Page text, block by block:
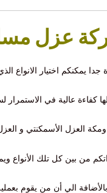
عزل
جدا يمكنكم اختيار الانواع
كفاءة عالية في الاستمرار
العزل الأسمكنتي و العزل
من بين كل تلك الأنواع
وبالأضافة الي أن من